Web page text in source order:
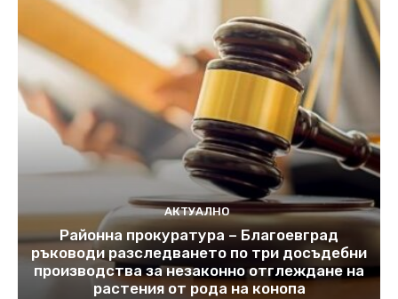
АКТУАЛНО
Районна прокуратура – Благоевград
ръководи разследването по три досъдебни
производства за незаконно отглеждане на
растения от рода на конопа